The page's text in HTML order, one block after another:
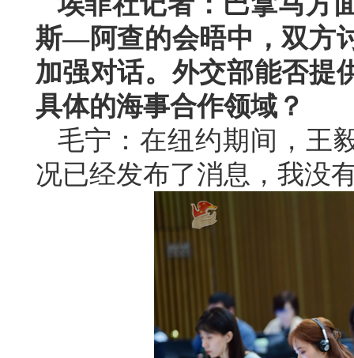
斯—阿查的会晤中，双方
加强对话。外交部能否提
具体的海事合作领域？
毛宁：在纽约期间，王
况已经发布了消息，我没